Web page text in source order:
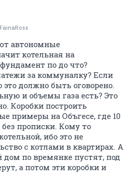
FainaRoss
автономные
котельная на
по до что?
за коммуналку? Если
должно быть оговорено.
и объемы газа есть? Это
Коробки построить
примеры на Объгесе, где 10
прописки. Кому то
ибо это не
с котлами в квартирах. А
дом по времянке пустят, под
а потом эти коробки и